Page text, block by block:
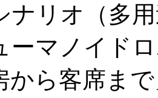
ナリオ（多
ーマノイド
から客席ま